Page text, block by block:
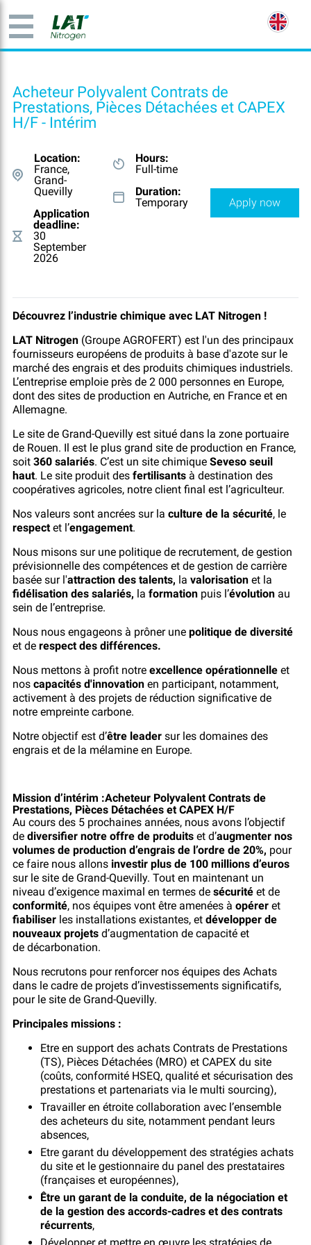
Acheteur Polyvalent Contrats de
Prestations, Pièces Détachées et CAPEX
H/F - Intérim
Location:
France,
Grand-
Quevilly
Application
deadline:
30
September
2026
Hours:
Full-time
Duration:
Temporary
Apply now
Découvrez l’industrie chimique avec LAT Nitrogen !
LAT Nitrogen(Groupe AGROFERT) est l'un des principaux
fournisseurs européens de produits à base d'azote sur le
marché des engrais et des produits chimiques industriels.
L’entreprise emploie près de 2 000 personnes en Europe,
dont des sites de production en Autriche, en France et en
Allemagne.
Le site de Grand-Quevilly est situé dans la zone portuaire
de Rouen. Il est le plus grand site de production en France,
soit 360 salariés. C’est un site chimique Seveso seuil
haut. Le site produit des fertilisantsà destination des
coopératives agricoles, notre client final est l’agriculteur.
Nos valeurs sont ancrées sur la culture de la sécurité, le
respectet l’engagement.
Nous misons sur une politique de recrutement, de gestion
prévisionnelle des compétences et de gestion de carrière
basée sur l'attraction des talents, la valorisation et la
fidélisation des salariés, la formation puis l’évolution au
sein de l’entreprise.
Nous nous engageons à prôner une politique de diversité
et derespect des différences.
Nous mettons à profit notre excellence opérationnelleet
nos capacités d'innovationen participant, notamment,
activement à des projets de réduction significative de
notre empreinte carbone.
Notre objectif est d’être leader sur les domaines des
engrais et de la mélamine en Europe.
Mission d’intérim :Acheteur Polyvalent Contrats de
Prestations, Pièces Détachées et CAPEX H/F
Au cours des 5 prochaines années, nous avons l’objectif
de diversifier notre offre de produits et d’augmenter nos
volumes de production d’engrais de l’ordre de 20%, pour
ce faire nous allons investir plus de 100 millions d’euros
sur le site de Grand-Quevilly. Tout en maintenant un
niveau d’exigence maximal en termes de sécuritéet de
conformité, nos équipes vont être amenées à opérer et
fiabiliserles installations existantes, et développer de
nouveaux projetsd’augmentation de capacité et
de décarbonation.
Nous recrutons pour renforcer nos équipes des Achats
dans le cadre de projets d’investissements significatifs,
pour le site de Grand-Quevilly.
Principales missions :
Etre en support des achats Contrats de Prestations
(TS), Pièces Détachées (MRO) et CAPEX du site
(coûts, conformité HSEQ, qualité et sécurisation des
prestations et partenariats via le multi sourcing),
Travailler en étroite collaboration avec l’ensemble
des acheteurs du site, notamment pendant leurs
absences,
Etre garant du développement des stratégies achats
du site et le gestionnaire du panel des prestataires
(françaises et européennes),
Être un garant de la conduite, de la négociation et
de la gestion des accords-cadres et des contrats
récurrents,